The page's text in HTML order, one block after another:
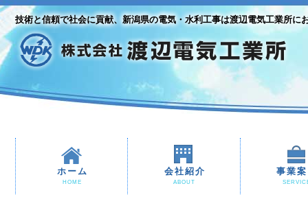
技術と信頼で社会に貢献、新潟県の電気・水利工事は渡辺電気工業所に
ホーム
HOME
会社紹介
ABOUT
事業